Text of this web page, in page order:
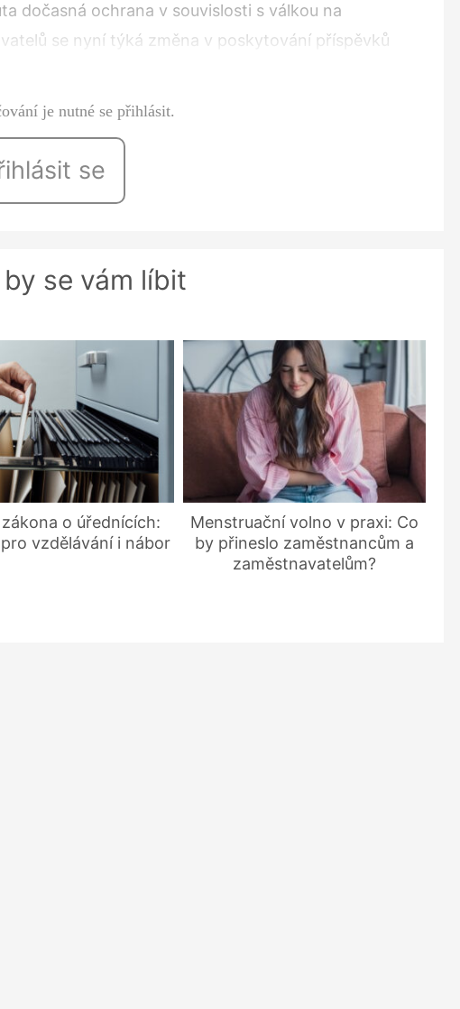
dočasná ochrana v souvislosti s válkou na
se nyní týká změna v poskytování příspěvků
je nutné se přihlásit.
se
se vám líbit
o úřednících:
vzdělávání i nábor
Menstruační volno v praxi: Co
by přineslo zaměstnancům a
zaměstnavatelům?